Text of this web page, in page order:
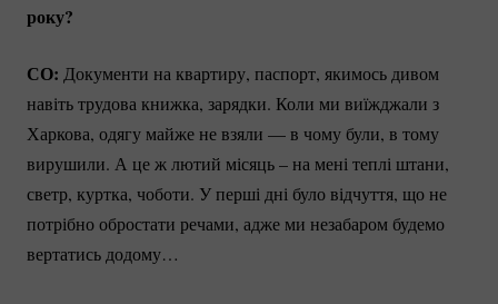
року?
СО: Документи на квартиру, паспорт, якимось дивом
навіть трудова книжка, зарядки. Коли ми виїжджали з
Харкова, одягу майже не взяли — в чому були, в тому
вирушили. А це ж лютий місяць – на мені теплі штани,
светр, куртка, чоботи. У перші дні було відчуття, що не
потрібно обростати речами, адже ми незабаром будемо
вертатись додому…